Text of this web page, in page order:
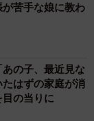
苦手な娘に教わ
あの子、最近見な
はずの家庭が消
の当りに